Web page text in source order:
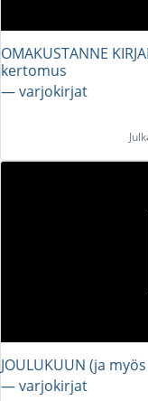
OMAKUSTANNE
kertomus
― varjokirjat
JOULUKUUN (ja
― varjokirjat